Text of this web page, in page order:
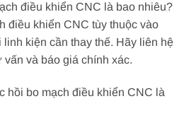
điều khiển CNC là bao nhiêu?
điều khiển CNC tùy thuộc vào
kiện cần thay thế. Hãy liên hệ
và báo giá chính xác.
hồi bo mạch điều khiển CNC là